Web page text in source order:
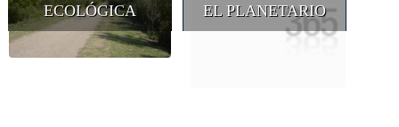
ECOLÓGICA
EL PLANETARIO